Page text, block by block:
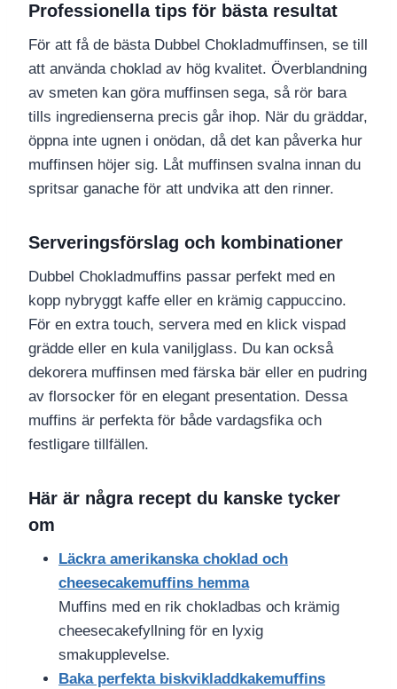
Professionella tips för bästa resultat
För att få de bästa Dubbel Chokladmuffinsen, se till
att använda choklad av hög kvalitet. Överblandning
av smeten kan göra muffinsen sega, så rör bara
tills ingredienserna precis går ihop. När du gräddar,
öppna inte ugnen i onödan, då det kan påverka hur
muffinsen höjer sig. Låt muffinsen svalna innan du
spritsar ganache för att undvika att den rinner.
Serveringsförslag och kombinationer
Dubbel Chokladmuffins passar perfekt med en
kopp nybryggt kaffe eller en krämig cappuccino.
För en extra touch, servera med en klick vispad
grädde eller en kula vaniljglass. Du kan också
dekorera muffinsen med färska bär eller en pudring
av florsocker för en elegant presentation. Dessa
muffins är perfekta för både vardagsfika och
festligare tillfällen.
Här är några recept du kanske tycker
om
Läckra amerikanska choklad och
cheesecakemuffins hemma
Muffins med en rik chokladbas och krämig
cheesecakefyllning för en lyxig
smakupplevelse.
Baka perfekta biskvikladdkakemuffins